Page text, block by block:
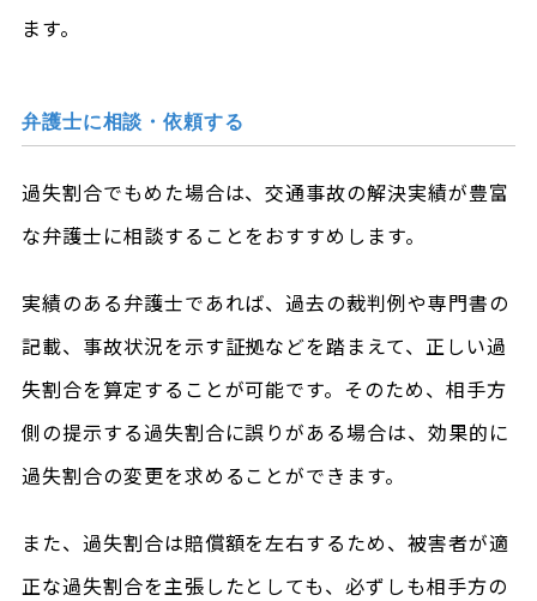
ます。
弁護士に相談・依頼する
過失割合でもめた場合は、交通事故の解決実績が豊富
な弁護士に相談することをおすすめします。
実績のある弁護士であれば、過去の裁判例や専門書の
記載、事故状況を示す証拠などを踏まえて、正しい過
失割合を算定することが可能です。そのため、相手方
側の提示する過失割合に誤りがある場合は、効果的に
過失割合の変更を求めることができます。
また、過失割合は賠償額を左右するため、被害者が適
正な過失割合を主張したとしても、必ずしも相手方の